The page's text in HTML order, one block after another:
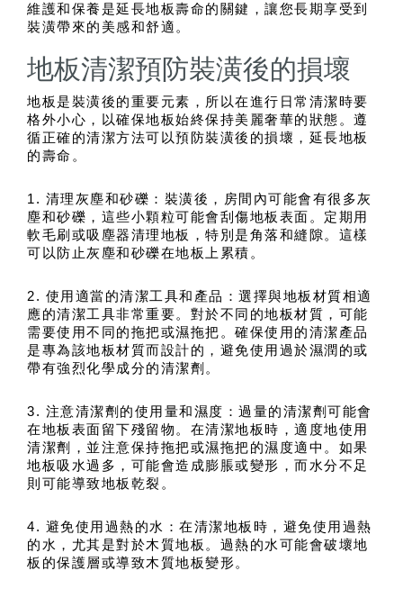
維護和保養是延長地板壽命的關鍵，讓您長期享受到
裝潢帶來的美感和舒適。
地板清潔預防裝潢後的損壞
地板是裝潢後的重要元素，所以在進行日常清潔時要
格外小心，以確保地板始終保持美麗奢華的狀態。遵
循正確的清潔方法可以預防裝潢後的損壞，延長地板
的壽命。
1. 清理灰塵和砂礫：裝潢後，房間內可能會有很多灰
塵和砂礫，這些小顆粒可能會刮傷地板表面。定期用
軟毛刷或吸塵器清理地板，特別是角落和縫隙。這樣
可以防止灰塵和砂礫在地板上累積。
2. 使用適當的清潔工具和產品：選擇與地板材質相適
應的清潔工具非常重要。對於不同的地板材質，可能
需要使用不同的拖把或濕拖把。確保使用的清潔產品
是專為該地板材質而設計的，避免使用過於濕潤的或
帶有強烈化學成分的清潔劑。
3. 注意清潔劑的使用量和濕度：過量的清潔劑可能會
在地板表面留下殘留物。在清潔地板時，適度地使用
清潔劑，並注意保持拖把或濕拖把的濕度適中。如果
地板吸水過多，可能會造成膨脹或變形，而水分不足
則可能導致地板乾裂。
4. 避免使用過熱的水：在清潔地板時，避免使用過熱
的水，尤其是對於木質地板。過熱的水可能會破壞地
板的保護層或導致木質地板變形。